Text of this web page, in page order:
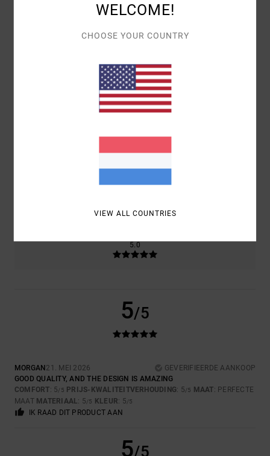
GEBASEERD OP2 GEVERIFIEERDE BEOORDELINGEN
COMFORT
5.0
MATERIAAL
5.0
5/5
MORGAN 21. MEI 2026
GEVERIFIEERDE AANKOOP
GOOD QUALITY, AND THE DESIGN IS AMAZING
COMFORT: 5/5 PRIJS-KWALITEITVERHOUDING: 5/5 MAAT: PERFECTE
MAAT MATERIAAL: 5/5 KLEUR: 5/5
IK RAAD DIT PRODUCT AAN
5/5
WELCOME!
CHOOSE YOUR COUNTRY
VIEW ALL COUNTRIES